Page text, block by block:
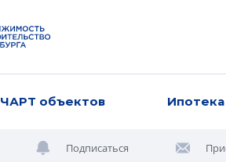
ЧАРТ объектов Ипотека
Подписаться